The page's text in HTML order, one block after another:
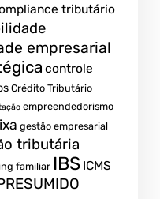
tributário
empresarial
controle
Crédito Tributário
empreendedorismo
gestão empresarial
tributária
familiar IBS ICMS